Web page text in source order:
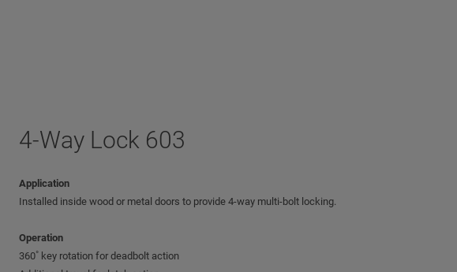
4-Way Lock 603
Application
Installed inside wood or metal doors to provide 4-way multi-bolt locking.
Operation
360˚ key rotation for deadbolt action